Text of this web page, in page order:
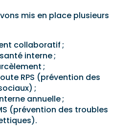
mis en place plusieurs
collaboratif ;
interne ;
;
RPS (prévention des
;
annuelle ;
(prévention des troubles